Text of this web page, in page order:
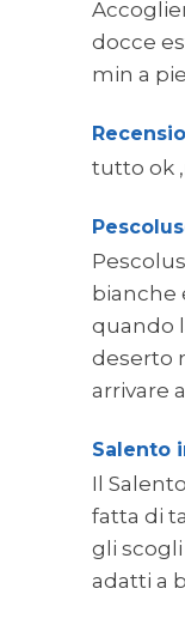
docce
min a
tutto ok
bianche
quando
deserto
arrivare
Salento
Il
fatta di
gli
adatti a